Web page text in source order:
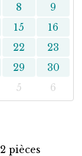
8
9
15
16
22
23
29
30
5 6
2 pièces